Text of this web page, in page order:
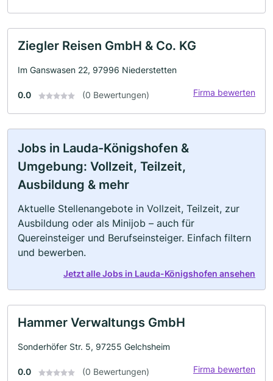
Ziegler Reisen GmbH & Co. KG
Im Ganswasen 22, 97996 Niederstetten
0.0 (0 Bewertungen) Firma bewerten
Jobs in Lauda-Königshofen &
Umgebung: Vollzeit, Teilzeit,
Ausbildung & mehr
Aktuelle Stellenangebote in Vollzeit, Teilzeit, zur
Ausbildung oder als Minijob – auch für
Quereinsteiger und Berufseinsteiger. Einfach filtern
und bewerben.
Jetzt alle Jobs in Lauda-Königshofen ansehen
Hammer Verwaltungs GmbH
Sonderhöfer Str. 5, 97255 Gelchsheim
0.0 (0 Bewertungen) Firma bewerten